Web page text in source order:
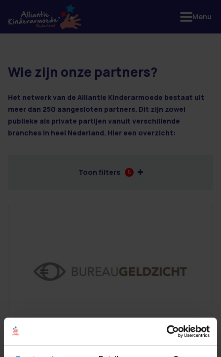
3 resultaten
Wie zijn onze partners?
Het netwerk van de Alliantie Kinderarmoede bestaat uit
meer dan 250 aangesloten partners. Dit zijn zowel
publieke als private partijen vanuit verschillende
branches in heel Nederland. Hier een overzicht:
Toon filters 5
Menu